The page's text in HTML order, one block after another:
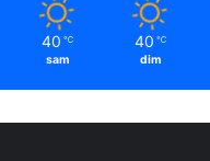
40 ℃
sam
40 ℃
dim